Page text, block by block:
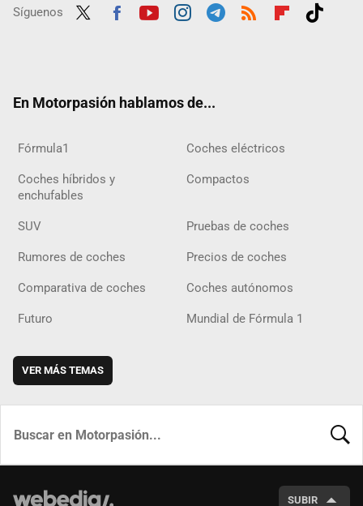
Síguenos
En Motorpasión hablamos de...
Fórmula1 Coches eléctricos
Coches híbridos y
enchufables
Compactos
SUV Pruebas de coches
Rumores de coches Precios de coches
Comparativa de coches Coches autónomos
Futuro Mundial de Fórmula 1
VER MÁS TEMAS
SUBIR